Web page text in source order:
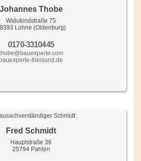
Johannes Thobe
Widukindstraße 75
Lohne (Oldenburg)
0170-3310445
friesland.de
Fred Schmidt
Hauptstraße 36
25794 Pahlen